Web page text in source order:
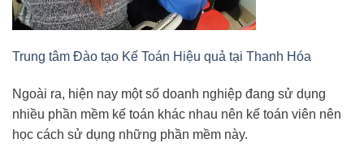
Trung tâm Đào tạo Kế Toán Hiệu quả tại Thanh Hóa
Ngoài ra, hiện nay một số doanh nghiệp đang sử dụng
nhiều phần mềm kế toán khác nhau nên kế toán viên nên
học cách sử dụng những phần mềm này.